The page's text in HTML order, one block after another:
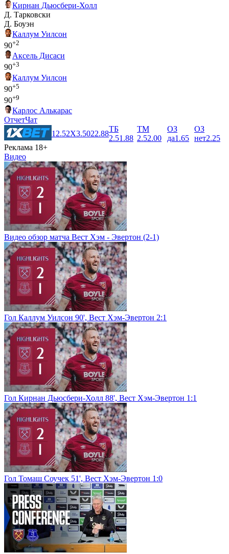
Кирнан Дьюсбери‑Холл
Д. Тарковски
Д. Боуэн
Каллум Уилсон
90+2
Аксель Дисаси
90+3
Каллум Уилсон
90+5
90+9
Карлос Алькарас
ОтчетЧат
1 2.52X3.5022.88
ТБ
2.51.88
ТМ
2.52.00
ОЗ
да1.65
ОЗ
нет2.25
Реклама 18+
Видео
Видео обзор матча Вест Хэм - Эвертон (2-1)
Гол Каллум Уилсон 90', Вест Хэм-Эвертон 2:1
Гол Кирнан Дьюсбери‑Холл 88', Вест Хэм-Эвертон 1:1
Гол Томаш Соучек 51', Вест Хэм-Эвертон 1:0